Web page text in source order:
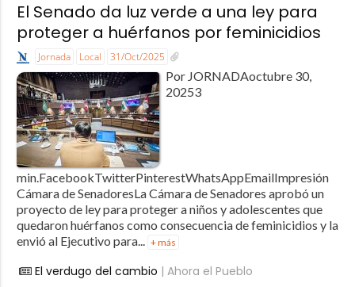
El Senado da luz verde a una ley para
proteger a huérfanos por feminicidios
Jornada Local 31/Oct/2025
Por JORNADAoctubre 30,
20253
min.FacebookTwitterPinterestWhatsAppEmailImpresión
Cámara de SenadoresLa Cámara de Senadores aprobó un
proyecto de ley para proteger a niños y adolescentes que
quedaron huérfanos como consecuencia de feminicidios y la
envió al Ejecutivo para... + más
El verdugo del cambio | Ahora el Pueblo